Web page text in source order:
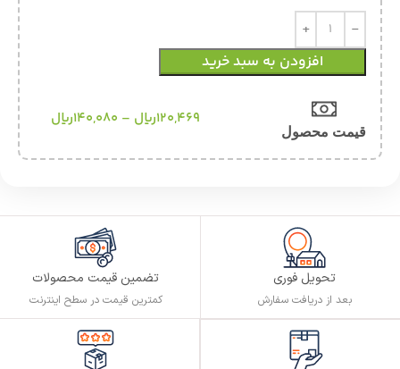
افزودن به سبد خرید
قیمت محصول
120,469ریال –
140,080ریال
تحویل فوری
بعد از دریافت سفارش
تضمین قیمت محصولات
کمترین قیمت در سطح اینترنت